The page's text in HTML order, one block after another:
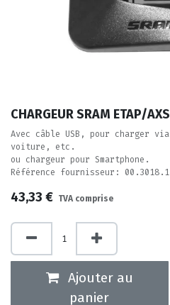
CHARGEUR SRAM ETAP/AXS
Avec câble USB, pour charger
voiture, etc.
ou chargeur pour Smartphone.
Référence fournisseur:
43,33 € TVA comprise
Ajouter au
panier